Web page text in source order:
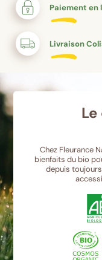
Paiement en
Livraison
Chez Fleurance
bienfaits du bio
depuis